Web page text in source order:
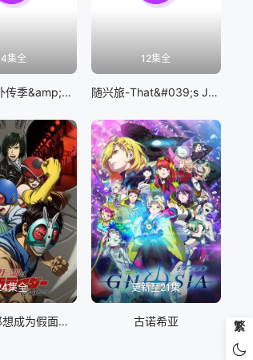
集全
物语系列 外传季&amp;怪物季
12集全
随兴旅-That&#039;s Journey-
集全
东岛丹三郎想成为假面骑士
更新至21集
古诺希亚 繁